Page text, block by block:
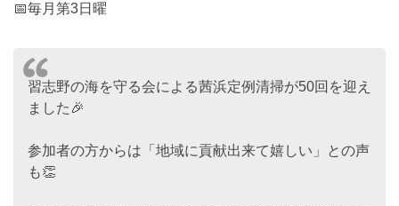
📅毎月第3日曜
習志野の海を守る会による茜浜定例清掃が50回を迎え
ました🎉
参加者の方からは「地域に貢献出来て嬉しい」との声
も👏